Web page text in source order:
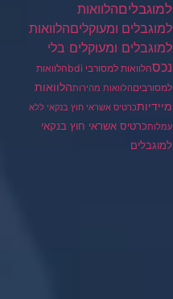
למוגבליםהלוואות
למוגבלים ומעוקליםהלוואות
למוגבלים ומעוקלים בלי
נכסהלוואות למסורבי bdi
הלוואות
למסורביםהלוואות מהירותהלוואות
מיידיותכרטיס אשראי חוץ בנקאי ללא
עמלותכרטיס אשראי חוץ בנקאי
למוגבלים